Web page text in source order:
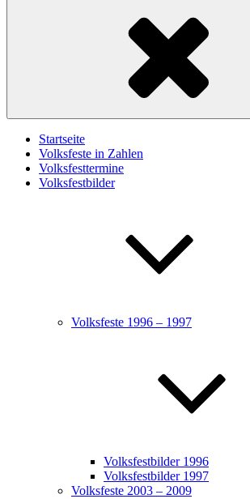
Startseite
Volksfeste in Zahlen
Volksfesttermine
Volksfestbilder
Volksfeste 1996 – 1997
Volksfestbilder 1996
Volksfestbilder 1997
Volksfeste 2003 – 2009